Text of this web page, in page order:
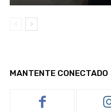
MANTENTE CONECTADO